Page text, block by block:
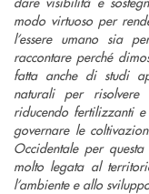
modo virtuoso per
l’essere umano sia
raccontare perché
fatta anche di studi
naturali per risolvere
riducendo fertilizzanti
governare le
Occidentale per
molto legata al
l’ambiente e allo